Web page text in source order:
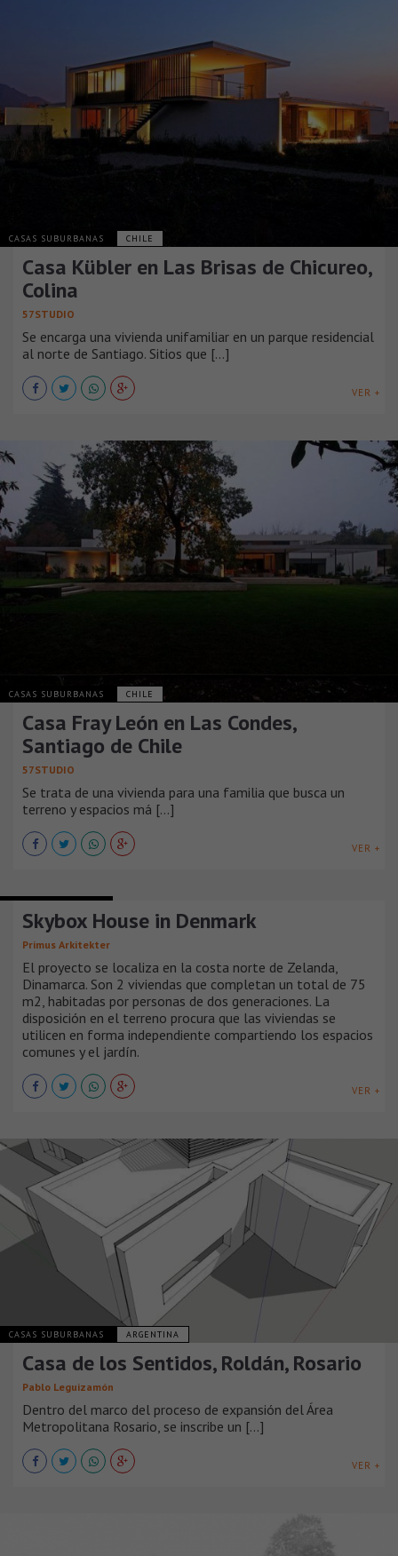
CASAS SUBURBANAS CHILE
Casa Kübler en Las Brisas de Chicureo,
Colina
57STUDIO
Se encarga una vivienda unifamiliar en un parque residencial
al norte de Santiago. Sitios que [...]
VER +
CASAS SUBURBANAS CHILE
Casa Fray León en Las Condes,
Santiago de Chile
57STUDIO
Se trata de una vivienda para una familia que busca un
terreno y espacios má [...]
VER +
Skybox House in Denmark
Primus Arkitekter
El proyecto se localiza en la costa norte de Zelanda,
Dinamarca. Son 2 viviendas que completan un total de 75
m2, habitadas por personas de dos generaciones. La
disposición en el terreno procura que las viviendas se
utilicen en forma independiente compartiendo los espacios
comunes y el jardín.
VER +
CASAS SUBURBANAS ARGENTINA
Casa de los Sentidos, Roldán, Rosario
Pablo Leguizamón
Dentro del marco del proceso de expansión del Área
Metropolitana Rosario, se inscribe un [...]
VER +